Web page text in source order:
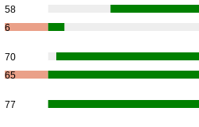
58
6
70
65
77